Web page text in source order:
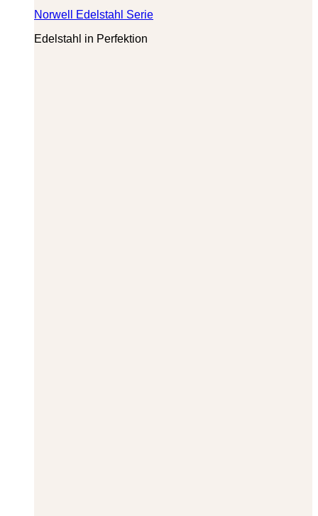
Norwell Edelstahl Serie
Edelstahl in Perfektion